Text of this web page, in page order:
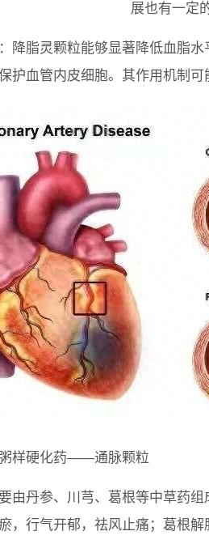
展也有一定
降脂灵颗粒能够显著降低血脂
护血管内皮细胞。其作用机制
样硬化药——通脉颗粒
由丹参、川芎、葛根等中草药
，行气开郁，祛风止痛；葛根